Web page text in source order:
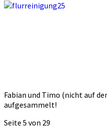
Fabian und Timo (nicht auf
aufgesammelt!
Seite 5 von 29